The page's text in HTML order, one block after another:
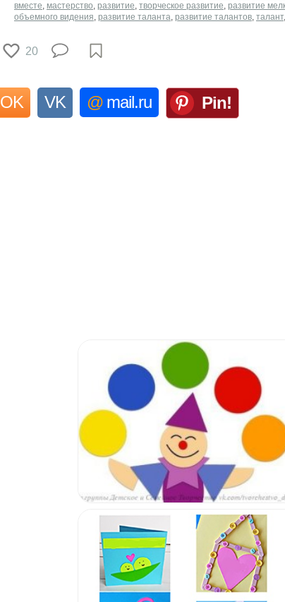
вместе, мастерство, развитие, творческое развитие, развитие
объемного видения, развитие таланта, развитие талантов, талант,
20
OK VK @ mail.ru Pin!